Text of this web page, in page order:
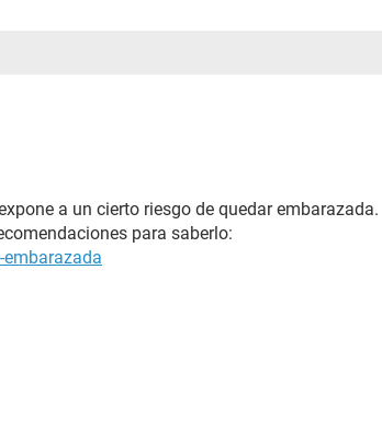
a un cierto riesgo de quedar embarazada.
para saberlo: